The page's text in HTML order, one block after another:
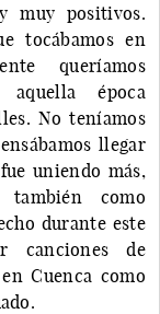
muy positivos.
tocábamos en
queríamos
época
No teníamos
llegar
uniendo más,
como
durante este
canciones de
Cuenca como